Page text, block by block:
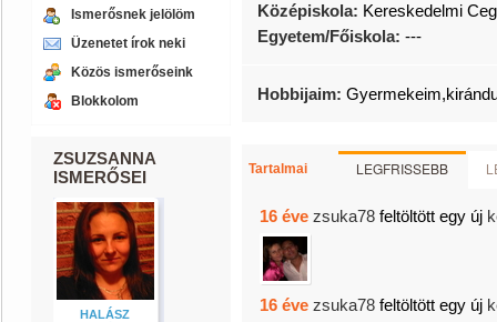
Ismerősnek jelölöm
Üzenetet írok neki
Közös ismerőseink
Blokkolom
ZSUZSANNA
ISMERŐSEI
HALÁSZ
Középiskola: Kereskedelmi
Egyetem/Főiskola: ---
Hobbijaim:
Tartalmai LEGFRISSEBB
16 éve zsuka78 feltöltött egy új
16 éve zsuka78 feltöltött egy új